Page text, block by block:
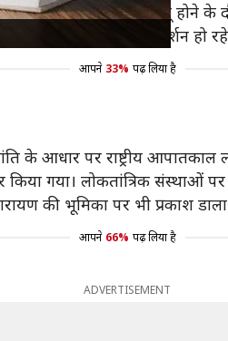
77 में आपातकाल लागू होने के
के कारण विरोध-प्रदर्शन हो
आपने 33% पढ़ लिया है
पर राष्ट्रीय आपातकाल
गया। लोकतांत्रिक संस्थाओं पर
की भूमिका पर भी प्रकाश डाला
आपने 66% पढ़ लिया है
ADVERTISEMENT